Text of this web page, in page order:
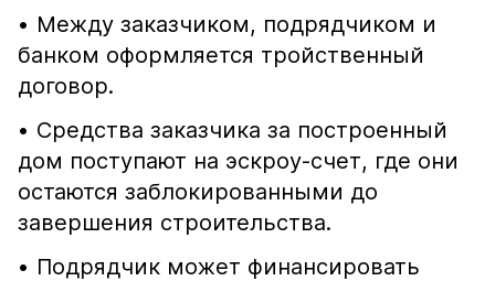
• Между заказчиком, подрядчиком и
банком оформляется тройственный
договор.
• Средства заказчика за построенный
дом поступают на эскроу-счет, где они
остаются заблокированными до
завершения строительства.
• Подрядчик может финансировать